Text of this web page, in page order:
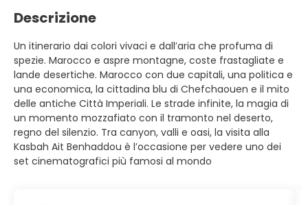
Descrizione
Un itinerario dai colori vivaci e dall’aria che profuma di
spezie. Marocco e aspre montagne, coste frastagliate e
lande desertiche. Marocco con due capitali, una politica e
una economica, la cittadina blu di Chefchaouen e il mito
delle antiche Città Imperiali. Le strade infinite, la magia di
un momento mozzafiato con il tramonto nel deserto,
regno del silenzio. Tra canyon, valli e oasi, la visita alla
Kasbah Ait Benhaddou è l’occasione per vedere uno dei
set cinematografici più famosi al mondo